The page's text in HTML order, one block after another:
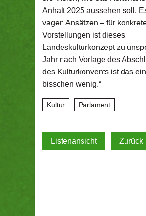
Anhalt 2025 aussehen soll.
vagen Ansätzen – für
Vorstellungen ist dieses
Landeskulturkonzept zu
Jahr nach Vorlage des
des Kulturkonvents ist das
bisschen wenig.“
Kultur Parlament
Listenansicht Zurück